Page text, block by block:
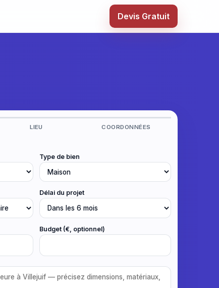
Devis Gratuit
LIEU COORDONNÉES
Type de bien
Délai du projet
Budget (€, optionnel)